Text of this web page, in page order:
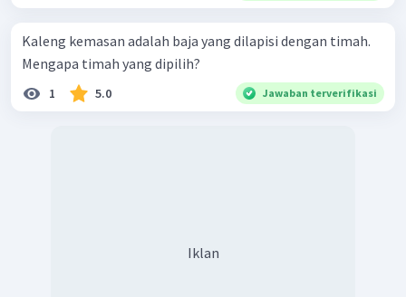
Kaleng kemasan adalah baja yang dilapisi dengan timah.
Mengapa timah yang dipilih?
1 5.0 Jawaban terverifikasi
Iklan